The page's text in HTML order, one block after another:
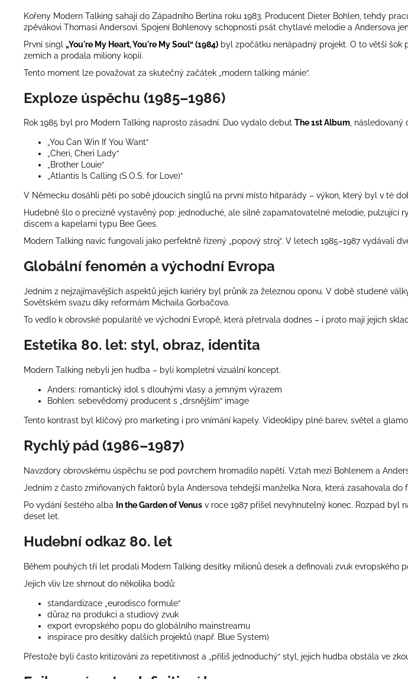
Kořeny Modern Talking sahají do Západního Berlína roku 1983. Producent Dieter Bohlen, tehdy
zpěvákovi Thomasi Andersovi. Spojení Bohlenovy schopnosti psát chytlavé melodie a Andersova
První singl „You're My Heart, You're My Soul“ (1984) byl zpočátku nenápadný projekt. O to větší šok
zemích a prodala miliony kopií.
Tento moment lze považovat za skutečný začátek „modern talking mánie“.
Exploze úspěchu (1985–1986)
Rok 1985 byl pro Modern Talking naprosto zásadní. Duo vydalo debut The 1st Album, následovaný
„You Can Win If You Want“
„Cheri, Cheri Lady“
„Brother Louie“
„Atlantis Is Calling (S.O.S. for Love)“
V Německu dosáhli pěti po sobě jdoucích singlů na první místo hitparády – výkon, který byl v té
Hudebně šlo o precizně vystavěný pop: jednoduché, ale silně zapamatovatelné melodie,
discem a kapelami typu Bee Gees.
Modern Talking navíc fungovali jako perfektně řízený „popový stroj“. V letech 1985–1987 vydávali
Globální fenomén a východní Evropa
Jedním z nejzajímavějších aspektů jejich kariéry byl průnik za železnou oponu. V době studené
Sovětském svazu díky reformám Michaila Gorbačova.
To vedlo k obrovské popularitě ve východní Evropě, která přetrvala dodnes – i proto mají jejich
Estetika 80. let: styl, obraz, identita
Modern Talking nebyli jen hudba – byli kompletní vizuální koncept.
Anders: romantický idol s dlouhými vlasy a jemným výrazem
Bohlen: sebevědomý producent s „drsnějším“ image
Tento kontrast byl klíčový pro marketing i pro vnímání kapely. Videoklipy plné barev, světel a
Rychlý pád (1986–1987)
Navzdory obrovskému úspěchu se pod povrchem hromadilo napětí. Vztah mezi Bohlenem a
Jedním z často zmiňovaných faktorů byla Andersova tehdejší manželka Nora, která zasahovala
Po vydání šestého alba In the Garden of Venus v roce 1987 přišel nevyhnutelný konec. Rozpad byl
deset let.
Hudební odkaz 80. let
Během pouhých tří let prodali Modern Talking desítky milionů desek a definovali zvuk evropského
Jejich vliv lze shrnout do několika bodů:
standardizace „eurodisco formule“
důraz na produkci a studiový zvuk
export evropského popu do globálního mainstreamu
inspirace pro desítky dalších projektů (např. Blue System)
Přestože byli často kritizováni za repetitivnost a „příliš jednoduchý“ styl, jejich hudba obstála ve